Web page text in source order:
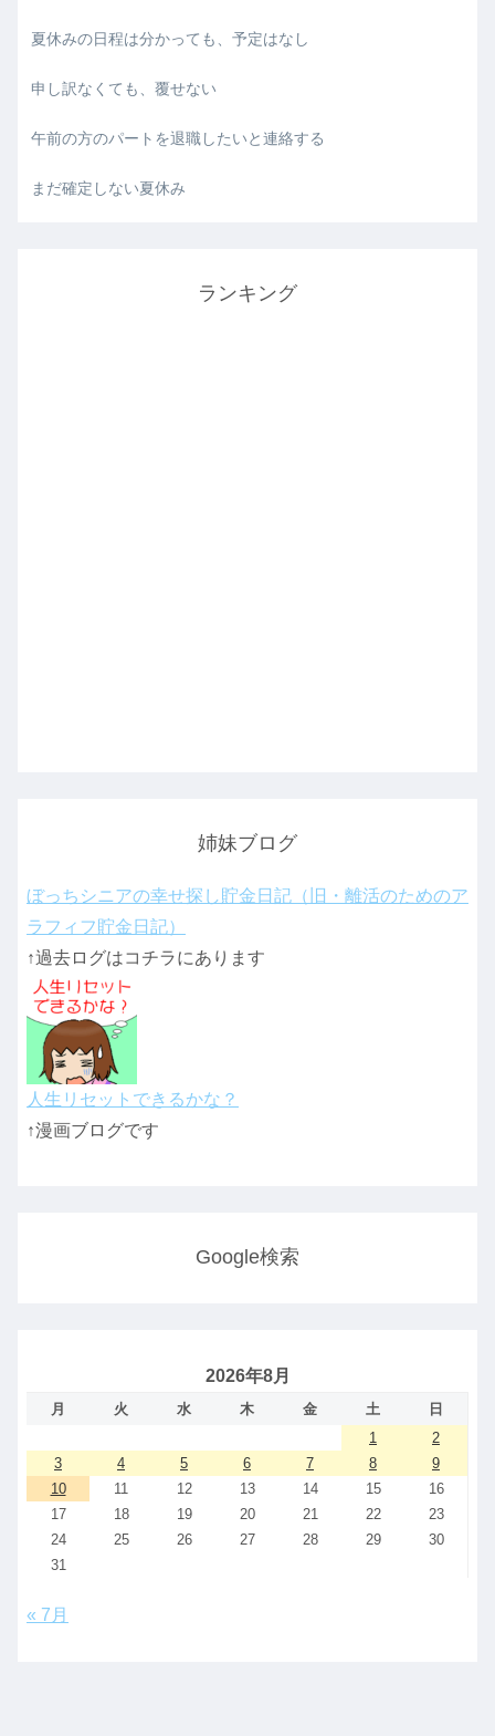
夏休みの日程は分かっても、予定はなし
申し訳なくても、覆せない
午前の方のパートを退職したいと連絡する
まだ確定しない夏休み
ランキング
姉妹ブログ
ぼっちシニアの幸せ探し貯金日記（旧・離活のためのア
ラフィフ貯金日記）
↑過去ログはコチラにあります
人生リセットできるかな？
↑漫画ブログです
Google検索
2026年8月
月 火 水 木 金 土
日
1
2
3
4 5 6 7 8
9
10
11 12 13 14 15
16
17
18 19 20 21 22
23
24
25 26 27 28 29
30
31
« 7月